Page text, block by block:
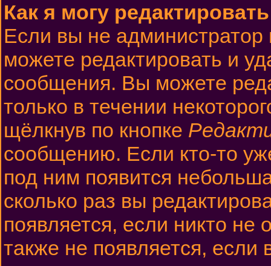
Как я могу
Если вы не
можете редактировать и
сообщения. Вы можете
только в течении
щёлкнув по кнопке
сообщению. Если кто-то
под ним появится
сколько раз вы
появляется, если никто
также не появляется,